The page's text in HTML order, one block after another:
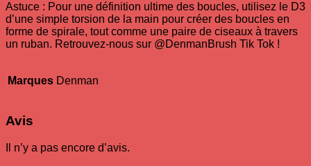
Astuce : Pour une définition ultime des boucles, utilisez le D3
d’une simple torsion de la main pour créer des boucles en
forme de spirale, tout comme une paire de ciseaux à travers
un ruban. Retrouvez-nous sur @DenmanBrush Tik Tok !
Marques Denman
Avis
Il n’y a pas encore d’avis.